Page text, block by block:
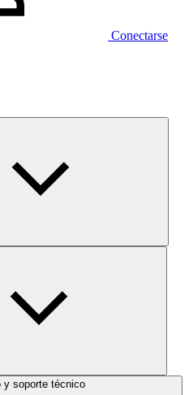
Conectarse
y soporte técnico